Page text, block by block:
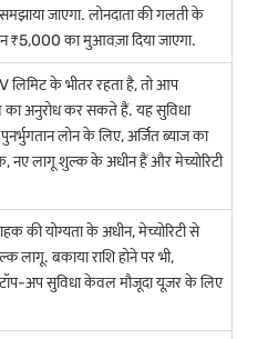
ज्वेलर्स के मेकिंग चार्ज की तुलना करनी
समझाया जाएगा. लोनदाता की गलती के
₹5,000 का मुआवज़ा दिया जाएगा.
लिमिट के भीतर रहता है, तो आप
का अनुरोध कर सकते हैं. यह सुविधा
लोन के लिए, अर्जित ब्याज का
नए लागू शुल्क के अधीन हैं और मेच्योरिटी
की योग्यता के अधीन, मेच्योरिटी से
बकाया राशि होने पर भी,
टॉप-अप सुविधा केवल मौजूदा यूज़र के लिए